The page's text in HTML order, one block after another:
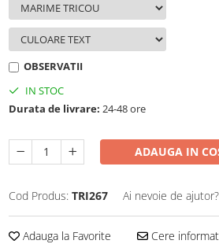
OBSERVATII
IN STOC
Durata de livrare: 24-48 ore
ADAUGA IN
Cod Produs: TRI267 Ai nevoie de ajutor?
Adauga la Favorite Cere